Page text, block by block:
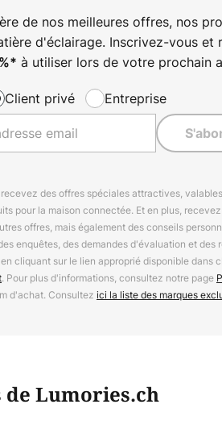
de nos meilleures offres, nos
d'éclairage. Inscrivez-vous et
* à utiliser lors de votre prochain
Client privé Entreprise
des offres spéciales attractives,
pour la maison connectée. Et en plus,
offres, mais également des conseils
enquêtes, des demandes d'évaluation et des
cliquant sur le lien approprié disponible dans
. Pour plus d'informations, consultez notre page
d'achat. Consultez ici la liste des marques
de Lumories.ch